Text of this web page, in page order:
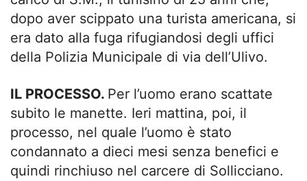
dopo aver scippato una turista americana, si
era dato alla fuga rifugiandosi degli uffici
della Polizia Municipale di via dell’Ulivo.
IL PROCESSO. Per l’uomo erano scattate
subito le manette. Ieri mattina, poi, il
processo, nel quale l’uomo è stato
condannato a dieci mesi senza benefici e
quindi rinchiuso nel carcere di Sollicciano.